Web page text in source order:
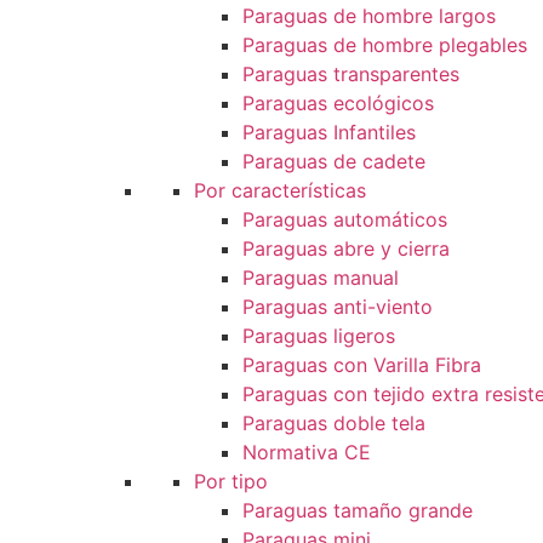
Paraguas de hombre largos
Paraguas de hombre plegables
Paraguas transparentes
Paraguas ecológicos
Paraguas Infantiles
Paraguas de cadete
Por características
Paraguas automáticos
Paraguas abre y cierra
Paraguas manual
Paraguas anti-viento
Paraguas ligeros
Paraguas con Varilla Fibra
Paraguas con tejido extra
Paraguas doble tela
Normativa CE
Por tipo
Paraguas tamaño grande